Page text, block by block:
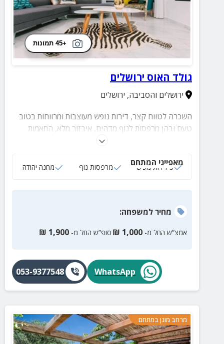
+45 תמונות
גולד האוס ירושלים
ירושלים והסביבה, ירושלים
השכרה לטווח קצר, דירות נופש מעוצבות ומרווחות בטוב
טעם ובהן מרפסות לנוף מדהים, איבזור מלא, התאמות
לאירועים ייחודים, יש אפשרות לארוחות, טיפולי ספא
מאפייני המתחם
3 דירות נופש מרפסות נוף מחנה יהודה
מחירלמשפחה:
אמצ”ש החל מ- 1,000
₪ סופ”ש החל מ- 1,900
₪
WhatsApp
053-9377548
מרחב מוגן במתחם